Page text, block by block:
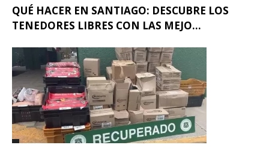
QUÉ HACER EN SANTIAGO: DESCUBRE LOS
TENEDORES LIBRES CON LAS MEJO...